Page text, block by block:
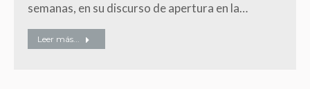
semanas, en su discurso de apertura en la…
Leer más...